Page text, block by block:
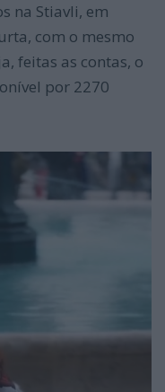
na Stiavli, em
com o mesmo
feitas as contas, o
por 2270